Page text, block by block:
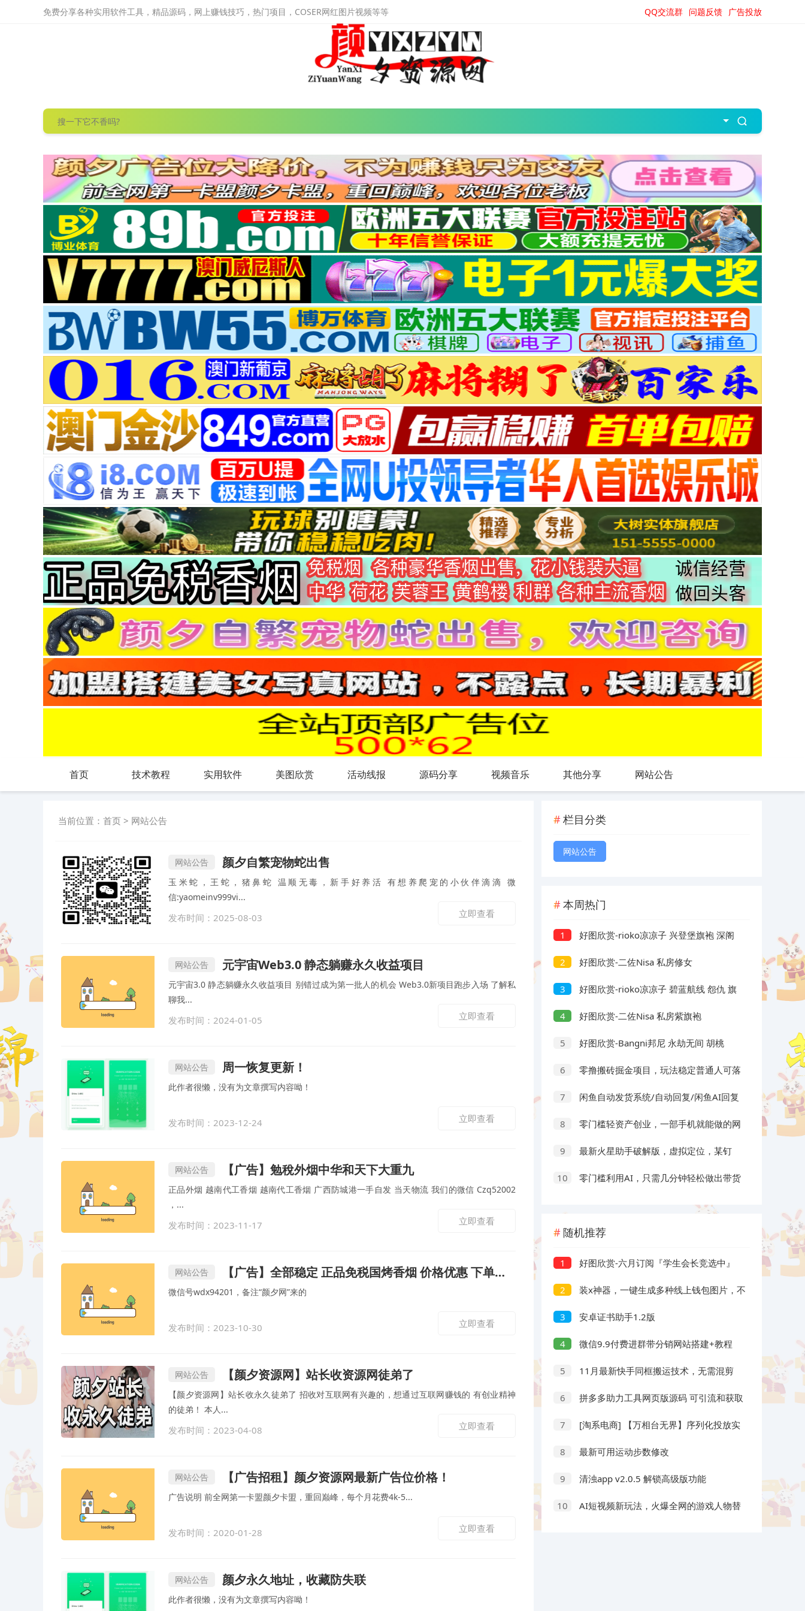
免费分享各种实用软件工具，精品源码，网上赚钱技巧，热门项目，COSER网红图片视频等等 广告投放
问题反馈
QQ交流群
首页 技术教程 实用软件 美图欣赏 活动线报 源码分享 视频音乐 其他分享 网站公告
当前位置： 首页 > 网站公告
网站公告 颜夕自繁宠物蛇出售
玉米蛇，王蛇，猪鼻蛇 温顺无毒，新手好养活 有想养爬宠的小伙伴滴滴 微
信:yaomeinv999vi...
发布时间：2025-08-03 立即查看
网站公告 元宇宙Web3.0 静态躺赚永久收益项目
元宇宙3.0 静态躺赚永久收益项目 别错过成为第一批人的机会 Web3.0新项目跑步入场 了解私
聊我...
发布时间：2024-01-05 立即查看
网站公告 周一恢复更新！
此作者很懒，没有为文章撰写内容呦！
发布时间：2023-12-24 立即查看
网站公告 【广告】勉稅外烟中华和天下大重九
正品外烟 越南代工香烟 越南代工香烟 广西防城港一手自发 当天物流 我们的微信 Czq52002
，...
发布时间：2023-11-17 立即查看
网站公告 【广告】全部稳定 正品免税国烤香烟 价格优惠 下单就送 口感好
微信号wdx94201，备注“颜夕网”来的
发布时间：2023-10-30 立即查看
网站公告 【颜夕资源网】站长收资源网徒弟了
【颜夕资源网】站长收永久徒弟了 招收对互联网有兴趣的，想通过互联网赚钱的 有创业精神
的徒弟！ 本人...
发布时间：2023-04-08 立即查看
网站公告 【广告招租】颜夕资源网最新广告位价格！
广告说明 前全网第一卡盟颜夕卡盟，重回巅峰，每个月花费4k-5...
发布时间：2020-01-28 立即查看
网站公告 颜夕永久地址，收藏防失联
此作者很懒，没有为文章撰写内容呦！
栏目分类
网站公告
本周热门
1
好图欣赏-rioko凉凉子 兴登堡旗袍 深阁
舞戏
2 好图欣赏-二佐Nisa 私房修女
3
好图欣赏-rioko凉凉子 碧蓝航线 怨仇 旗
袍 杯盏盈芳华
4 好图欣赏-二佐Nisa 私房紫旗袍
5 好图欣赏-Bangni邦尼 永劫无间 胡桃
6
零撸搬砖掘金项目，玩法稳定普通人可落
7
闲鱼自动发货系统/自动回复/闲鱼AI回复
8
零门槛轻资产创业，一部手机就能做的网
9
最新火星助手破解版，虚拟定位，某钉
10
零门槛利用AI，只需几分钟轻松做出带货
随机推荐
1
好图欣赏-六月订阅『学生会长竞选中』
脸红的思春期
2
装x神器，一键生成多种线上钱包图片，不
需任何权限，绿色无毒。
3 安卓证书助手1.2版
4 微信9.9付费进群带分销网站搭建+教程
5
11月最新快手同框搬运技术，无需混剪
6
拼多多助力工具网页版源码 可引流和获取
7
[淘系电商] 【万相台无界】序列化投放实
8 最新可用运动步数修改
9 清浊app v2.0.5 解锁高级版功能
10
AI短视频新玩法，火爆全网的游戏人物替